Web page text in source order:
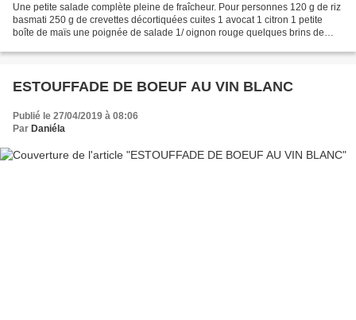
Une petite salade complète pleine de fraîcheur. Pour personnes 120 g de riz
basmati 250 g de crevettes décortiquées cuites 1 avocat 1 citron 1 petite
boîte de maïs une poignée de salade 1/ oignon rouge quelques brins de
ESTOUFFADE DE BOEUF AU VIN BLANC
Publié le 27/04/2019 à 08:06
Par Daniéla